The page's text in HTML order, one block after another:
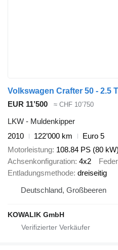
Volkswagen Crafter 50 - 2.5
EUR 11’500
≈ CHF 10’750
LKW - Muldenkipper
2010
122’000 km
Euro 5
Motorleistung 108.84 PS (80 kW)
Achsenkonfiguration 4x2
Entladungsmethode dreiseitig
Deutschland, Großbeeren
KOWALIK GmbH